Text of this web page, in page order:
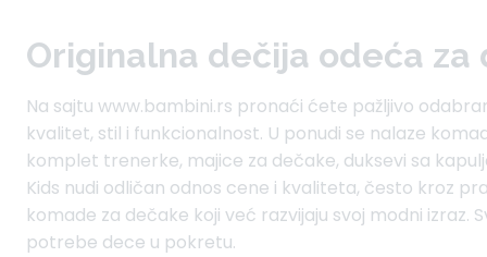
Originalna dečija odeća za
Na sajtu www.bambini.rs pronaći ćete pažljivo
kvalitet, stil i funkcionalnost. U ponudi se nalaze
komplet trenerke, majice za dečake, duksevi sa
Kids nudi odličan odnos cene i kvaliteta, često kroz
komade za dečake koji već razvijaju svoj modni
potrebe dece u pokretu.